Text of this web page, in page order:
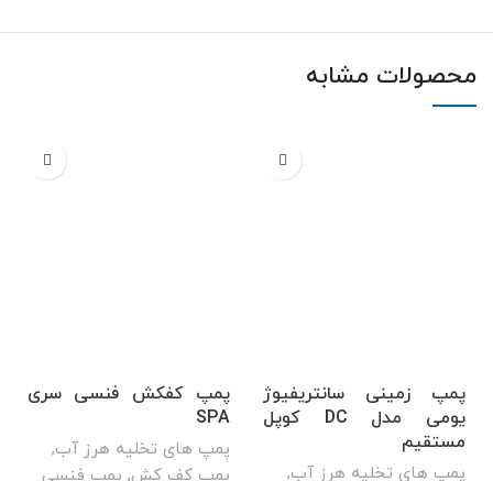
محصولات مشابه
پمپ زمینی سانتریفیوژ
یومی مدل DC کوپل
مستقیم
پمپ های تخلیه هرز آب,
پمپ کفکش فنسی سری
SPA
پمپ های تخلیه هرز آب,
پمپ کف کش, پمپ فنسی